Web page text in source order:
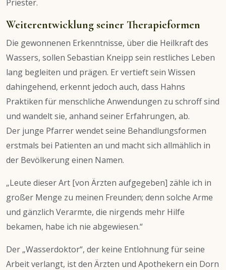
Priester.
Weiterentwicklung seiner Therapieformen
Die gewonnenen Erkenntnisse, über die Heilkraft des
Wassers, sollen Sebastian Kneipp sein restliches Leben
lang begleiten und prägen. Er vertieft sein Wissen
dahingehend, erkennt jedoch auch, dass Hahns
Praktiken für menschliche Anwendungen zu schroff sind
und wandelt sie, anhand seiner Erfahrungen, ab.
Der junge Pfarrer wendet seine Behandlungsformen
erstmals bei Patienten an und macht sich allmählich in
der Bevölkerung einen Namen.
„Leute dieser Art [von Ärzten aufgegeben] zähle ich in
großer Menge zu meinen Freunden; denn solche Arme
und gänzlich Verarmte, die nirgends mehr Hilfe
bekamen, habe ich nie abgewiesen.“
Der „Wasserdoktor“, der keine Entlohnung für seine
Arbeit verlangt, ist den Ärzten und Apothekern ein Dorn